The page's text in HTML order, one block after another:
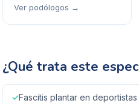
Ver podólogos →
¿Qué trata este
✓Fascitis plantar en deportistas